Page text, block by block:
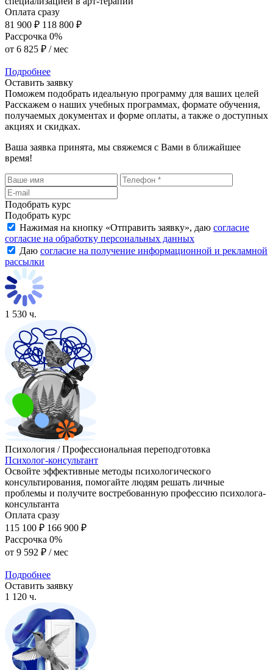
Оплата сразу
81 900 ₽ 118 800 ₽
Рассрочка 0%
от 6 825 ₽ / мес
Подробнее
Оставить заявку
Поможем подобрать идеальную программу для ваших целей
Расскажем о наших учебных программах, формате обучения,
получаемых документах и форме оплаты, а также о доступных
акциях и скидках.
Ваша заявка принята, мы свяжемся с Вами в ближайшее
время!
Подобрать курс
Подобрать курс
Нажимая на кнопку «Отправить заявку», даю согласие
согласие на обработку персональных данных
Даю согласие на получение информационной и рекламной
рассылки
1 530 ч.
Психология / Профессиональная переподготовка
Психолог-консультант
Освойте эффективные методы психологического
консультирования, помогайте людям решать личные
проблемы и получите востребованную профессию психолога-
консультанта
Оплата сразу
115 100 ₽ 166 900 ₽
Рассрочка 0%
от 9 592 ₽ / мес
Подробнее
Оставить заявку
1 120 ч.